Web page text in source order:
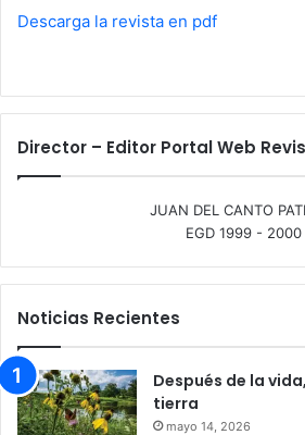
Descarga la revista en pdf
Director – Editor Portal Web
JUAN DEL CANTO
EGD 1999 - 2000
Noticias Recientes
Después de la
tierra
mayo 14, 2026